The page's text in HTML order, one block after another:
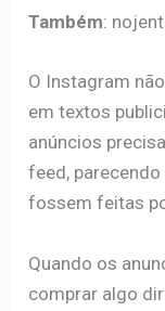
Também:
O Instagram
em textos
anúncios
feed,
fossem feitas
Quando os
comprar algo